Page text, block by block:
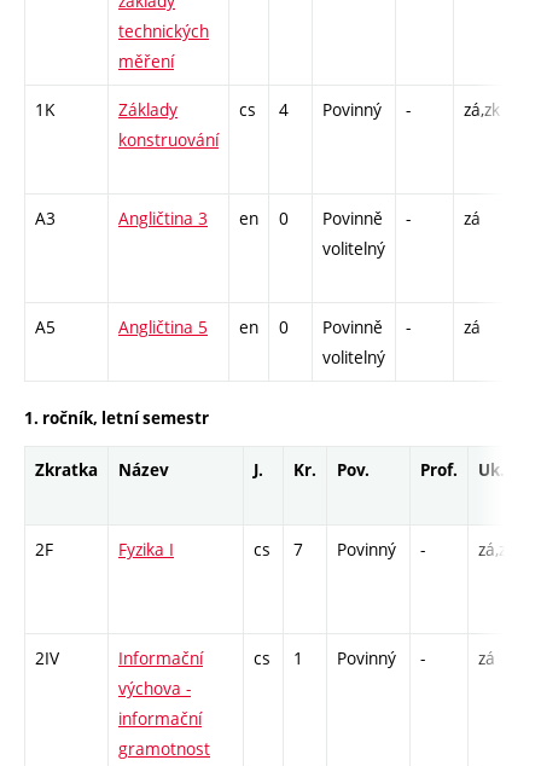
technických
měření
1K
Základy
konstruování
cs 4 Povinný - zá,zk
A3 Angličtina 3 en 0
Povinně
volitelný
- zá
A5 Angličtina 5 en 0
Povinně
volitelný
- zá
1. ročník, letní semestr
Zkratka Název J. Kr. Pov. Prof. Uk.
2F Fyzika I cs 7 Povinný - zá,zk
2IV
Informační
výchova -
informační
gramotnost
cs 1 Povinný - zá